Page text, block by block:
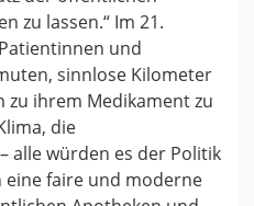
zu lassen.“ Im 21.
und
sinnlose Kilometer
zu ihrem Medikament zu
die
alle würden es der Politik
eine faire und moderne